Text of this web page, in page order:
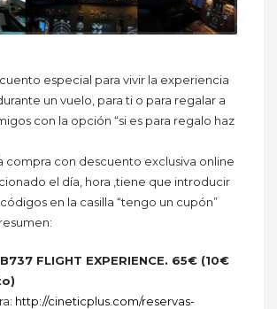
especial para vivir la experiencia
un vuelo, para ti o para regalar a
con la opción “si es para regalo haz
compra con descuento exclusiva online
el día, hora ,tiene que introducir
en la casilla “tengo un cupón”
FLIGHT EXPERIENCE. 65€ (10€
http://cineticplus.com/reservas-